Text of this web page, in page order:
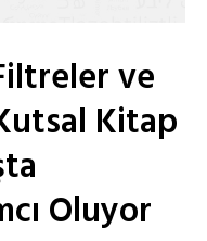
ve
Kitap
Oluyor